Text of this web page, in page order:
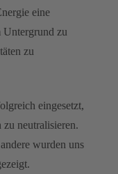
eine
Untergrund zu
zu
eingesetzt,
neutralisieren.
wurden uns